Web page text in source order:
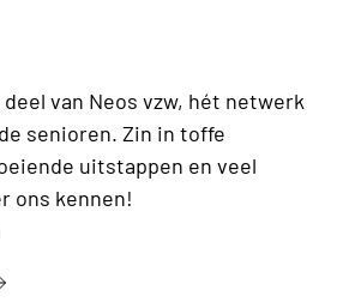
van Neos vzw, hét netwerk
senioren. Zin in toffe
uitstappen en veel
ons kennen!